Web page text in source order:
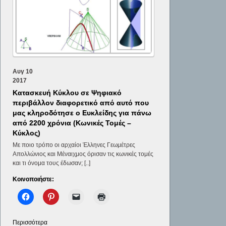
Αυγ 10
2017
Κατασκευή Κύκλου σε Ψηφιακό
περιβάλλον διαφορετικό από αυτό που
μας κληροδότησε ο Ευκλείδης για πάνω
από 2200 χρόνια (Κωνικές Τομές –
Κύκλος)
Με ποιο τρόπο οι αρχαίοι Έλληνες Γεωμέτρες
Απολλώνιος και Μέναιχμος όρισαν τις κωνικές τομές
και τι όνομα τους έδωσαν; [..]
Κοινοποιήστε:
Περισσότερα